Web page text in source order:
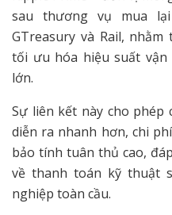
sau thương vụ mua
GTreasury và Rail,
tối ưu hóa hiệu suất vận
lớn.
Sự liên kết này cho phép
diễn ra nhanh hơn, chi
bảo tính tuân thủ cao,
về thanh toán kỹ thuật
nghiệp toàn cầu.